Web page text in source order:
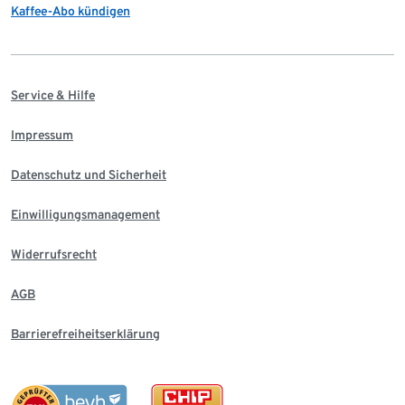
Kaffee-Abo kündigen
Service & Hilfe
Impressum
Datenschutz und Sicherheit
Einwilligungsmanagement
Widerrufsrecht
AGB
Barrierefreiheitserklärung